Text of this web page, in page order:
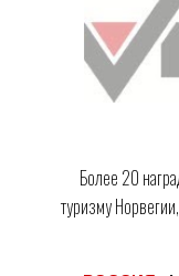
Более 20
туризму